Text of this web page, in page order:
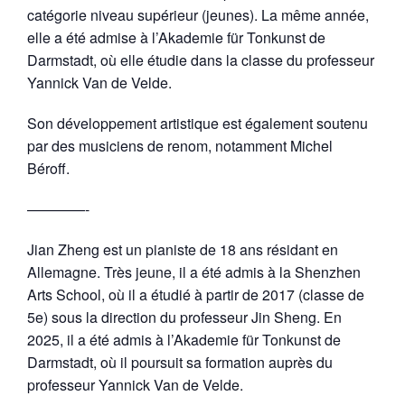
catégorie niveau supérieur (jeunes). La même année,
elle a été admise à l’Akademie für Tonkunst de
Darmstadt, où elle étudie dans la classe du professeur
Yannick Van de Velde.
Son développement artistique est également soutenu
par des musiciens de renom, notamment Michel
Béroff.
————-
Jian Zheng est un pianiste de 18 ans résidant en
Allemagne. Très jeune, il a été admis à la Shenzhen
Arts School, où il a étudié à partir de 2017 (classe de
5e) sous la direction du professeur Jin Sheng. En
2025, il a été admis à l’Akademie für Tonkunst de
Darmstadt, où il poursuit sa formation auprès du
professeur Yannick Van de Velde.